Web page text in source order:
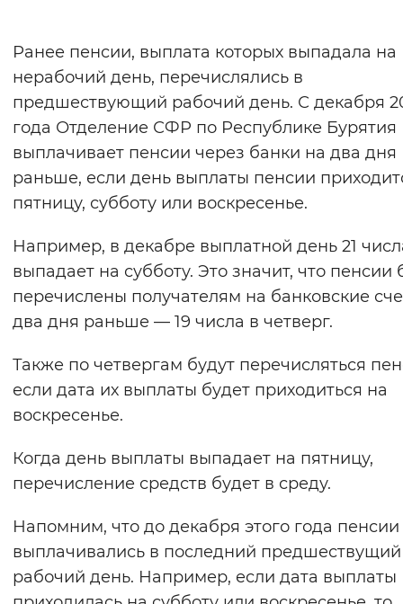
Цвет сайта
Инверсивный
Синий фон
Изображения
Включены Выключены
Звуковой ассистент
Воспроизвести Остановить
Вернуть стандартные настройки
Ранее пенсии, выплата которых выпадала на
нерабочий день, перечислялись в
предшествующий рабочий день. С декабря
года Отделение СФР по Республике Бурятия
выплачивает пенсии через банки на два дня
раньше, если день выплаты пенсии
пятницу, субботу или воскресенье.
Например, в декабре выплатной день 21
выпадает на субботу. Это значит, что пенсии
перечислены получателям на банковские
два дня раньше — 19 числа в четверг.
Также по четвергам будут перечисляться
если дата их выплаты будет приходиться на
воскресенье.
Когда день выплаты выпадает на пятницу,
перечисление средств будет в среду.
Напомним, что до декабря этого года пенсии
выплачивались в последний предшествущий
рабочий день. Например, если дата выплаты